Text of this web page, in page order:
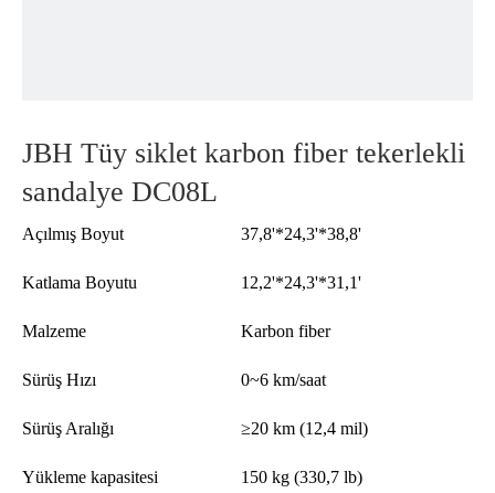
JBH Tüy siklet karbon fiber tekerlekli
sandalye DC08L
Açılmış Boyut 37,8'*24,3'*38,8'
Katlama Boyutu 12,2'*24,3'*31,1'
Malzeme Karbon fiber
Sürüş Hızı 0~6 km/saat
Sürüş Aralığı ≥20 km (12,4 mil)
Yükleme kapasitesi 150 kg (330,7 lb)